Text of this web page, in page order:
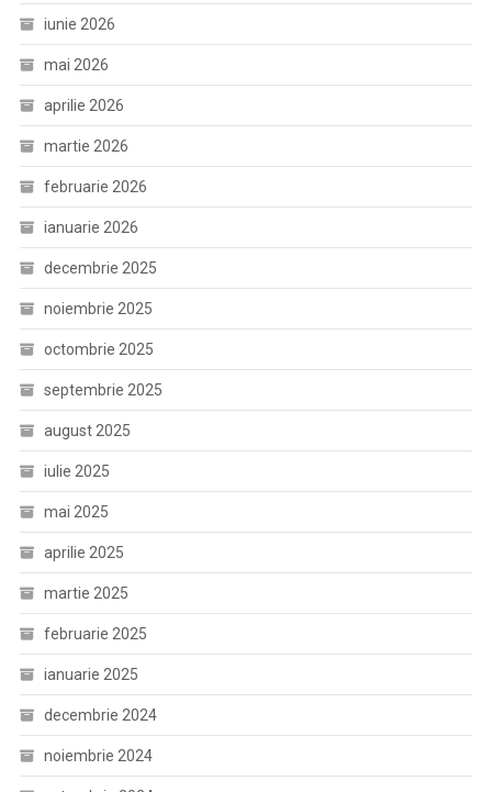
iunie 2026
mai 2026
aprilie 2026
martie 2026
februarie 2026
ianuarie 2026
decembrie 2025
noiembrie 2025
octombrie 2025
septembrie 2025
august 2025
iulie 2025
mai 2025
aprilie 2025
martie 2025
februarie 2025
ianuarie 2025
decembrie 2024
noiembrie 2024